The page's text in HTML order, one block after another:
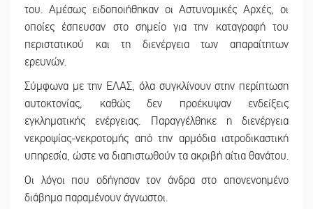
του. Αμέσως ειδοποιήθηκαν οι Αστυνομικές Αρχές, οι
οποίες έσπευσαν στο σημείο για την καταγραφή του
περιστατικού και τη διενέργεια των απαραίτητων
ερευνών.
Σύμφωνα με την ΕΛΑΣ, όλα συγκλίνουν στην περίπτωση
αυτοκτονίας, καθώς δεν προέκυψαν ενδείξεις
εγκληματικής ενέργειας. Παραγγέλθηκε η διενέργεια
νεκροψίας-νεκροτομής από την αρμόδια ιατροδικαστική
υπηρεσία, ώστε να διαπιστωθούν τα ακριβή αίτια θανάτου.
Οι λόγοι που οδήγησαν τον άνδρα στο απονενοημένο
διάβημα παραμένουν άγνωστοι.